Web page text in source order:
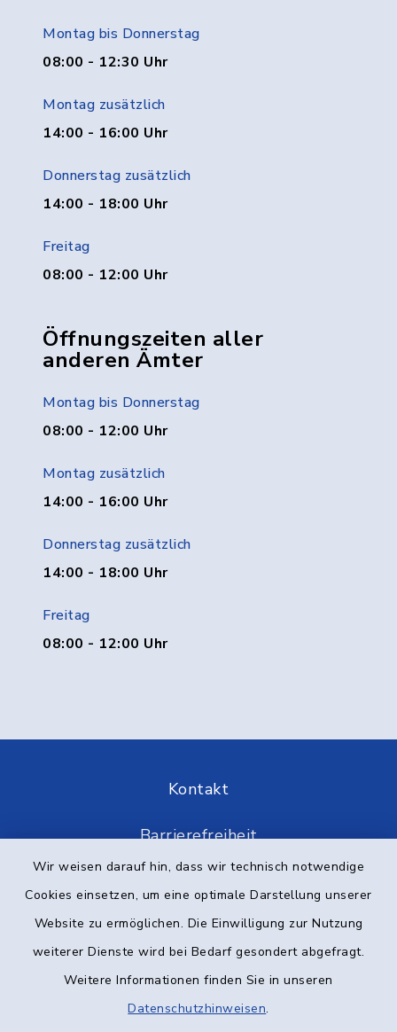
Wir weisen darauf hin, dass wir technisch notwendige
Cookies einsetzen, um eine optimale Darstellung unserer
Website zu ermöglichen. Die Einwilligung zur Nutzung
weiterer Dienste wird bei Bedarf gesondert abgefragt.
Weitere Informationen finden Sie in unseren
Datenschutzhinweisen.
Montag bis Donnerstag
08:00 - 12:30 Uhr
Montag zusätzlich
14:00 - 16:00 Uhr
Donnerstag zusätzlich
14:00 - 18:00 Uhr
Freitag
08:00 - 12:00 Uhr
Öffnungszeiten aller
anderen Ämter
Montag bis Donnerstag
08:00 - 12:00 Uhr
Montag zusätzlich
14:00 - 16:00 Uhr
Donnerstag zusätzlich
14:00 - 18:00 Uhr
Freitag
08:00 - 12:00 Uhr
Kontakt
Barrierefreiheit
Impressum
Elektronische Kommunikation
Sitemap